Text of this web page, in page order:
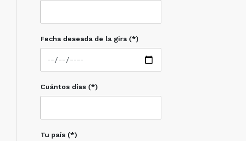
Fecha deseada de la gira (*)
Cuántos días (*)
Tu país (*)